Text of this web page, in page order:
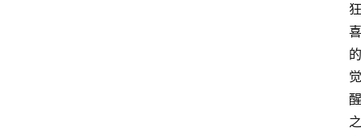
狂
喜
的
觉
醒
之